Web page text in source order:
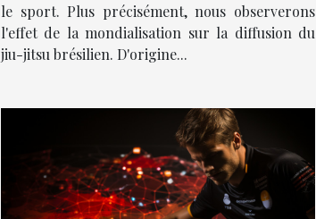
le sport. Plus précisément, nous observerons
l'effet de la mondialisation sur la diffusion du
jiu-jitsu brésilien. D'origine...